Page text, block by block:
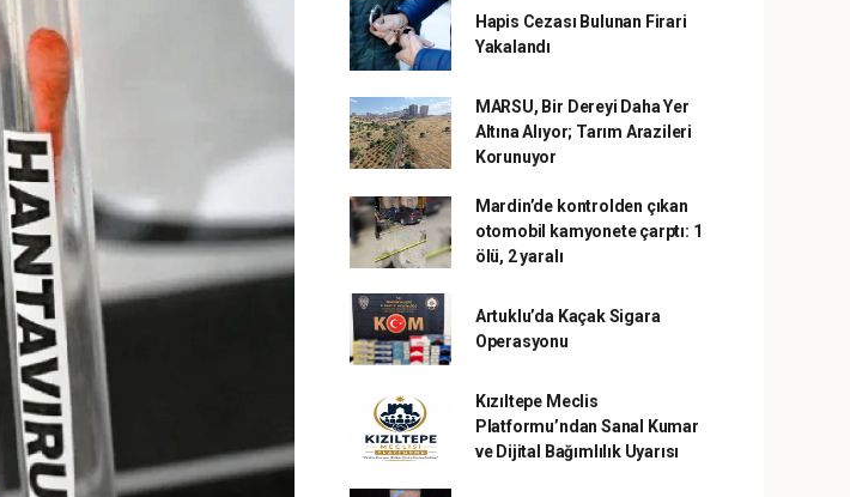
Hapis Cezası Bulunan Firari
Yakalandı
MARSU, Bir Dereyi Daha Yer
Altına Alıyor; Tarım Arazileri
Korunuyor
Mardin’de kontrolden çıkan
otomobil kamyonete çarptı: 1
ölü, 2 yaralı
Artuklu’da Kaçak Sigara
Operasyonu
Kızıltepe Meclis
Platformu’ndan Sanal Kumar
ve Dijital Bağımlılık Uyarısı